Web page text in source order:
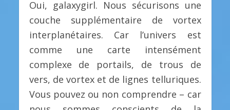
Oui, galaxygirl. Nous sécurisons une
couche supplémentaire de vortex
interplanétaires. Car l’univers est
comme une carte intensément
complexe de portails, de trous de
vers, de vortex et de lignes telluriques.
Vous pouvez ou non comprendre – car